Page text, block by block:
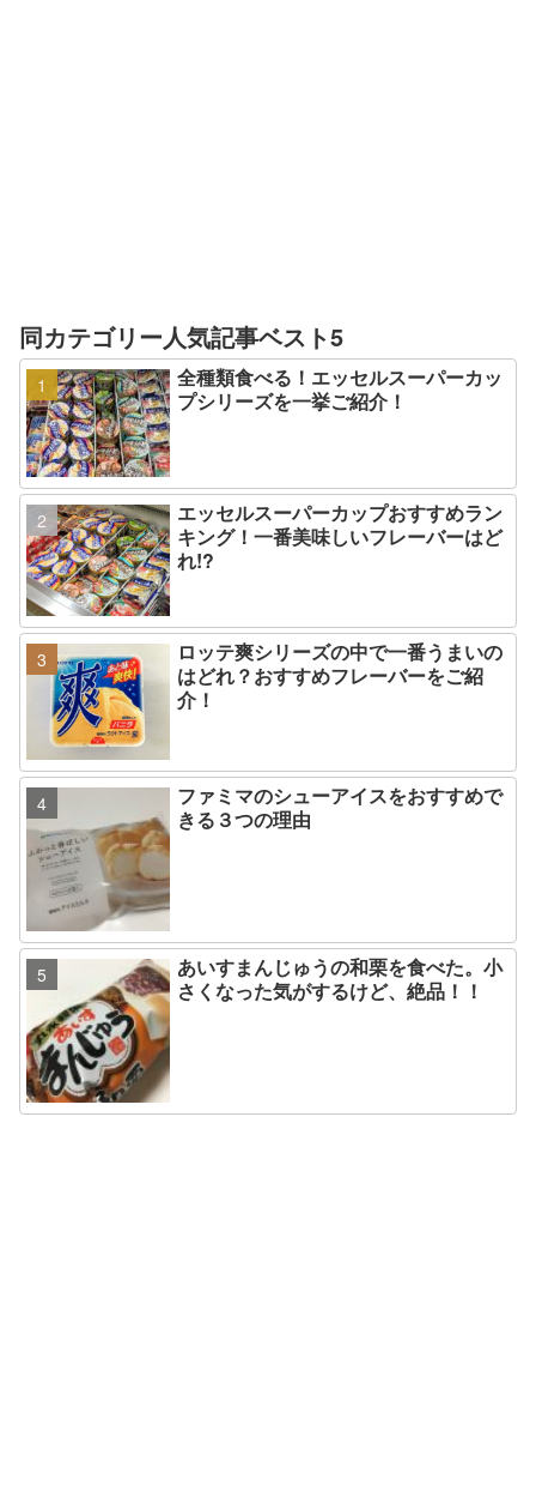
同カテゴリー人気記事ベスト5
全種類食べる！エッセルスーパーカッ
プシリーズを一挙ご紹介！
エッセルスーパーカップおすすめラン
キング！一番美味しいフレーバーはど
れ!?
ロッテ爽シリーズの中で一番うまいの
はどれ？おすすめフレーバーをご紹
介！
ファミマのシューアイスをおすすめで
きる３つの理由
あいすまんじゅうの和栗を食べた。小
さくなった気がするけど、絶品！！